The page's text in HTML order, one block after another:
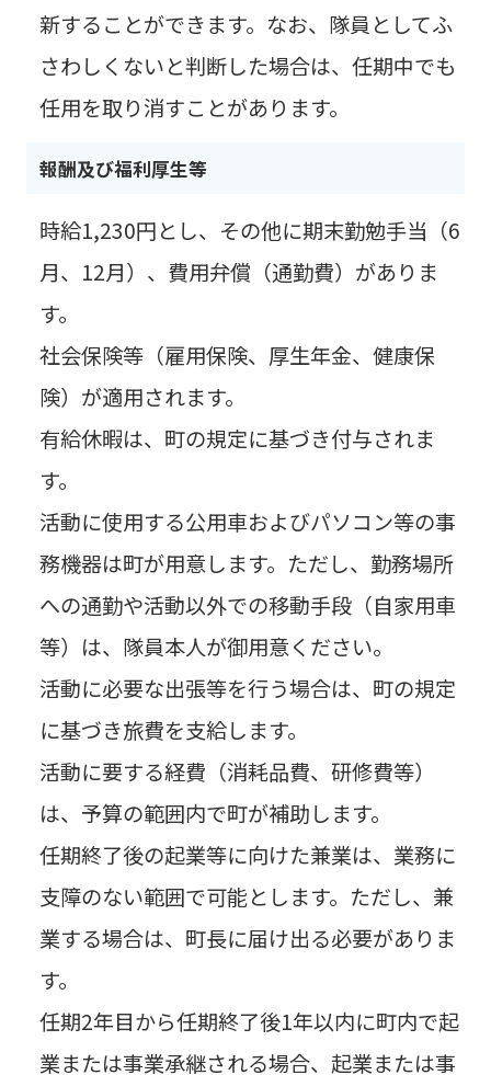
新することができます。なお、隊員としてふ
さわしくないと判断した場合は、任期中でも
任用を取り消すことがあります。
報酬及び福利厚生等
時給1,230円とし、その他に期末勤勉手当（6
月、12月）、費用弁償（通勤費）がありま
す。
社会保険等（雇用保険、厚生年金、健康保
険）が適用されます。
有給休暇は、町の規定に基づき付与されま
す。
活動に使用する公用車およびパソコン等の事
務機器は町が用意します。ただし、勤務場所
への通勤や活動以外での移動手段（自家用車
等）は、隊員本人が御用意ください。
活動に必要な出張等を行う場合は、町の規定
に基づき旅費を支給します。
活動に要する経費（消耗品費、研修費等）
は、予算の範囲内で町が補助します。
任期終了後の起業等に向けた兼業は、業務に
支障のない範囲で可能とします。ただし、兼
業する場合は、町長に届け出る必要がありま
す。
任期2年目から任期終了後1年以内に町内で起
業または事業承継される場合、起業または事